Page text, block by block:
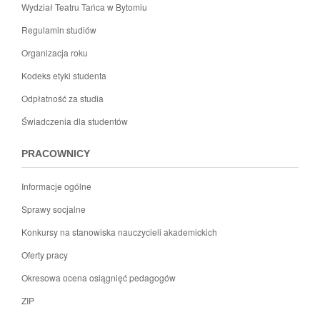
Wydział Teatru Tańca w Bytomiu
Regulamin studiów
Organizacja roku
Kodeks etyki studenta
Odpłatność za studia
Świadczenia dla studentów
PRACOWNICY
Informacje ogólne
Sprawy socjalne
Konkursy na stanowiska nauczycieli akademickich
Oferty pracy
Okresowa ocena osiągnięć pedagogów
ZIP